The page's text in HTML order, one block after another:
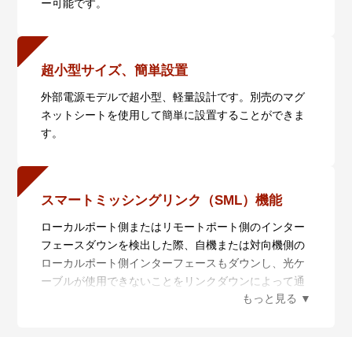
ー可能です。
超小型サイズ、簡単設置
外部電源モデルで超小型、軽量設計です。別売のマグ
ネットシートを使用して簡単に設置することができま
す。
スマートミッシングリンク（SML）機能
ローカルポート側またはリモートポート側のインター
フェースダウンを検出した際、自機または対向機側の
ローカルポート側インターフェースもダウンし、光ケ
ーブルが使用できないことをリンクダウンによって通
知できます。この機能はポート設定切替スイッチによ